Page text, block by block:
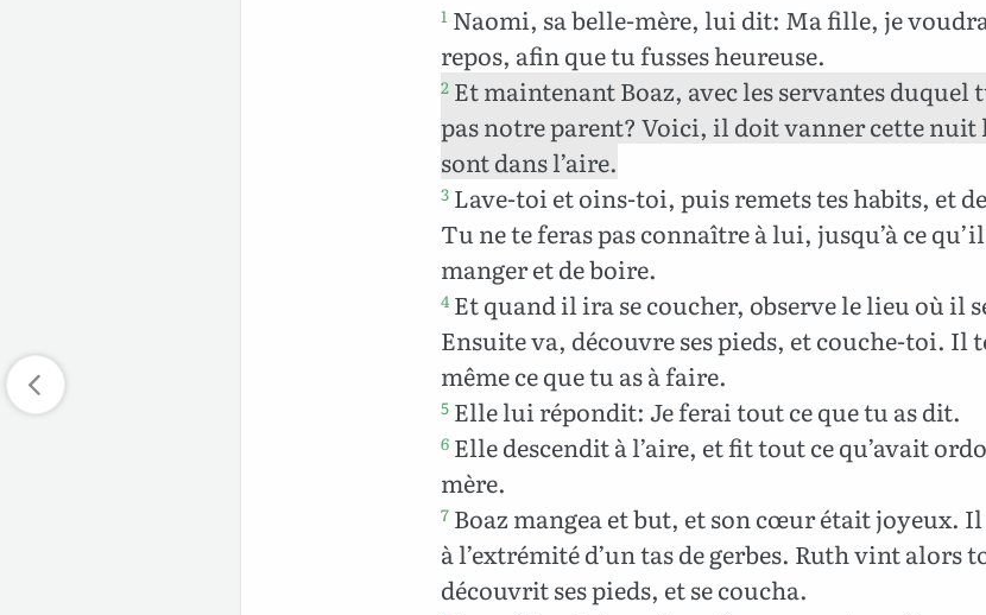
1 Naomi, sa belle-mère, lui dit: Ma fille, je
repos, afin que tu fusses heureuse.
2 Et maintenant Boaz, avec les servantes duquel
pas notre parent? Voici, il doit vanner cette nuit
sont dans l’aire.
3 Lave-toi et oins-toi, puis remets tes habits, et
Tu ne te feras pas connaître à lui, jusqu’à ce
manger et de boire.
4 Et quand il ira se coucher, observe le lieu où il
Ensuite va, découvre ses pieds, et couche-toi. Il
même ce que tu as à faire.
5 Elle lui répondit: Je ferai tout ce que tu as dit.
6 Elle descendit à l’aire, et fit tout ce qu’avait
mère.
7 Boaz mangea et but, et son cœur était joyeux.
à l’extrémité d’un tas de gerbes. Ruth vint alors
découvrit ses pieds, et se coucha.